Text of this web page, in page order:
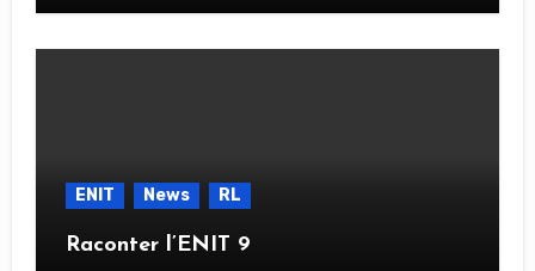
ENIT News RL
Raconter l’ENIT 9